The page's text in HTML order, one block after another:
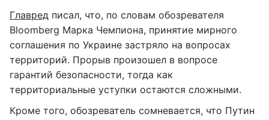
Главред писал, что, по словам обозревателя
Bloomberg Марка Чемпиона, принятие мирного
соглашения по Украине застряло на вопросах
территорий. Прорыв произошел в вопросе
гарантий безопасности, тогда как
территориальные уступки остаются сложными.
Кроме того, обозреватель сомневается, что Путин